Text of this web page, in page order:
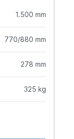
1.500 mm
770/880 mm
278 mm
325 kg